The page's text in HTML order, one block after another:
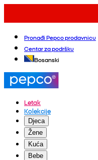
Pronađi Pepco prodavnicu
Centar za podršku
Bosanski
Letak
Kolekcije
Djeca
Žene
Kuća
Bebe